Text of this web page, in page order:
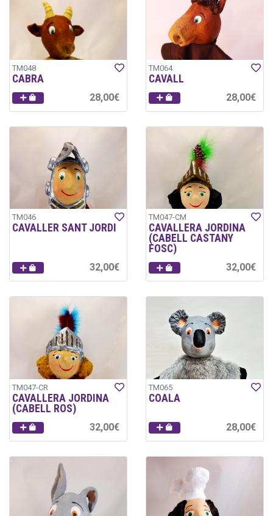
TM048
CABRA
28,00€
TM064
CAVALL
28,00€
TM046
CAVALLER SANT JORDI
32,00€
TM047-CM
CAVALLERA JORDINA
(CABELL CASTANY
FOSC)
32,00€
TM047-CR
CAVALLERA JORDINA
(CABELL ROS)
32,00€
TM065
COALA
28,00€